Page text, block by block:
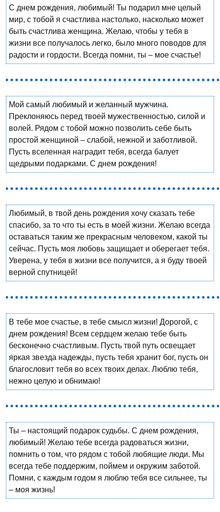
С днем рождения, любимый! Ты подарил мне целый
мир, с тобой я счастлива настолько, насколько может
быть счастлива женщина. Желаю, чтобы у тебя в
жизни все получалось легко, было много поводов для
радости и гордости. Всегда помни, ты – мое счастье!
Мой самый любимый и желанный мужчина.
Преклоняюсь перед твоей мужественностью, силой и
волей. Рядом с тобой можно позволить себе быть
простой женщиной – слабой, нежной и заботливой.
Пусть вселенная наградит тебя, всегда балует
щедрыми подарками. С днем рождения!
Любимый, в твой день рождения хочу сказать тебе
спасибо, за то что ты есть в моей жизни. Желаю всегда
оставаться таким же прекрасным человеком, какой ты
сейчас. Пусть моя любовь защищает и оберегает тебя.
Уверена, у тебя в жизни все получится, а я буду твоей
верной спутницей!
В тебе мое счастье, в тебе смысл жизни! Дорогой, с
днем рождения! Всем сердцем желаю тебе быть
бесконечно счастливым. Пусть твой путь освещает
яркая звезда надежды, пусть тебя хранит бог, пусть он
благословит тебя во всех твоих делах. Люблю тебя,
нежно целую и обнимаю!
Ты – настоящий подарок судьбы. С днем рождения,
любимый! Желаю тебе всегда радоваться жизни,
помнить о том, что рядом с тобой любящие люди. Мы
всегда тебе поддержим, поймем и окружим заботой.
Помни, с каждым годом я люблю тебя все сильнее, ты
– моя жизнь!